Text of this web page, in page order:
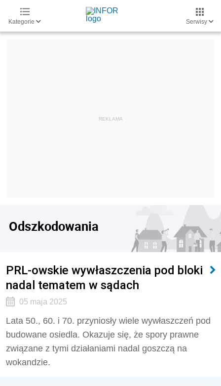
Kategorie Serwisy
Odszkodowania
PRL-owskie wywłaszczenia pod bloki
nadal tematem w sądach
05 maja 2025
Lata 50., 60. i 70. przyniosły wiele wywłaszczeń pod
budowane osiedla. Okazuje się, że spory prawne
związane z tymi działaniami nadal goszczą na
wokandzie.